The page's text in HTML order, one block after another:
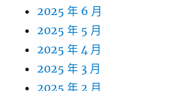
2025 年 6 月
2025 年 5 月
2025 年 4 月
2025 年 3 月
2025 年 2 月